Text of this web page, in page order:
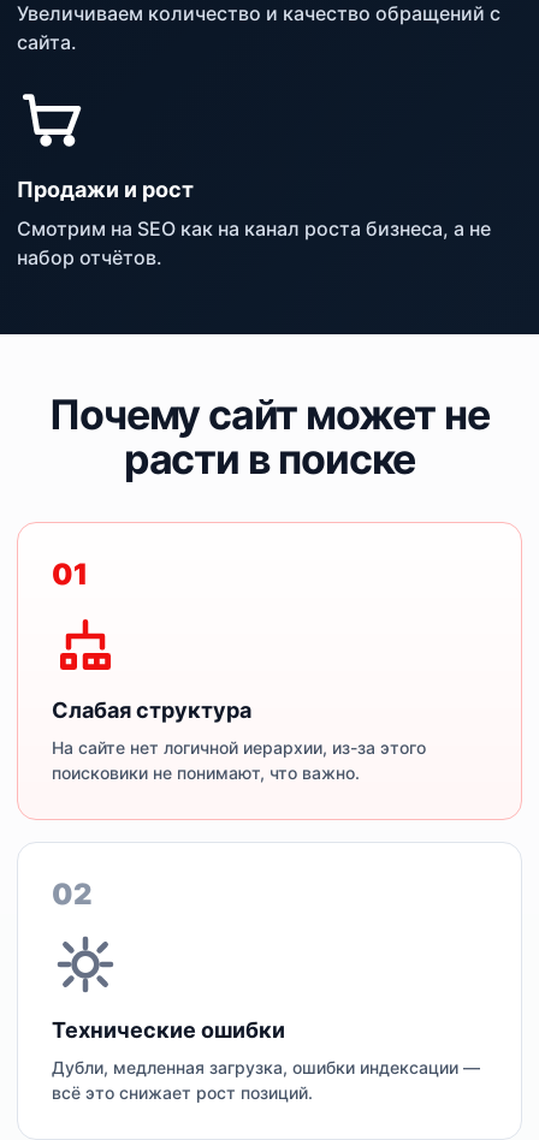
Увеличиваем количество и качество обращений с
сайта.
Продажи и рост
Смотрим на SEO как на канал роста бизнеса, а не
набор отчётов.
Почему сайт может не
расти в поиске
01
Слабая структура
На сайте нет логичной иерархии, из-за этого
поисковики не понимают, что важно.
02
Технические ошибки
Дубли, медленная загрузка, ошибки индексации —
всё это снижает рост позиций.